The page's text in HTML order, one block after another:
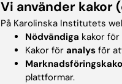
följande
socialpsykologi,
Den muntliga
bemötande vid
Vi använder kakor
På Karolinska Institutets
Nödvändiga kakor
Kakor för analys för
plattformar.